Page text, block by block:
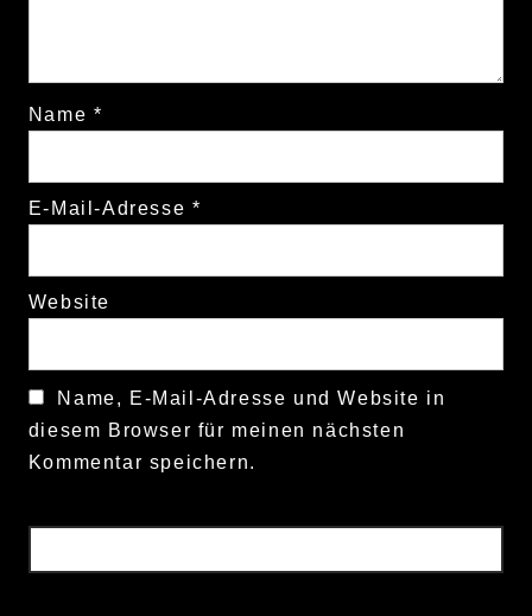
Name *
E-Mail-Adresse *
Website
Name, E-Mail-Adresse und Website in
diesem Browser für meinen nächsten
Kommentar speichern.